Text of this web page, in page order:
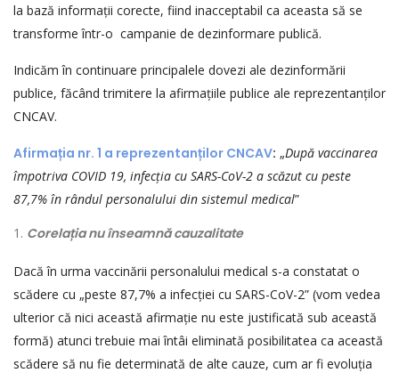
la bază informații corecte, fiind inacceptabil ca aceasta să se
transforme într-o campanie de dezinformare publică.
Indicăm în continuare principalele dovezi ale dezinformării
publice, făcând trimitere la afirmațiile publice ale reprezentanților
CNCAV.
Afirmația nr. 1 a reprezentanților CNCAV: „După vaccinarea
împotriva COVID 19, infecția cu SARS-CoV-2 a scăzut cu peste
87,7% în rândul personalului din sistemul medical”
Corelația nuînseamnăcauzalitate
Dacă în urma vaccinării personalului medical s-a constatat o
scădere cu „peste 87,7% a infecției cu SARS-CoV-2” (vom vedea
ulterior că nici această afirmație nu este justificată sub această
formă) atunci trebuie mai întâi eliminată posibilitatea ca această
scădere să nu fie determinată de alte cauze, cum ar fi evoluția